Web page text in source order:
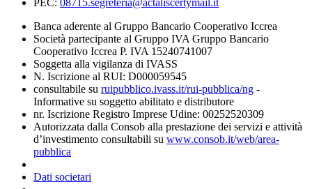
PEC: 08715.segreteria@actaliscertymail.it
Banca aderente al Gruppo Bancario Cooperativo Iccrea
Società partecipante al Gruppo IVA Gruppo Bancario
Cooperativo Iccrea P. IVA 15240741007
Soggetta alla vigilanza di IVASS
N. Iscrizione al RUI: D000059545
consultabile su ruipubblico.ivass.it/rui-pubblica/ng -
Informative su soggetto abilitato e distributore
nr. Iscrizione Registro Imprese Udine: 00252520309
Autorizzata dalla Consob alla prestazione dei servizi e attività
d’investimento consultabili su www.consob.it/web/area-
pubblica
Dati societari